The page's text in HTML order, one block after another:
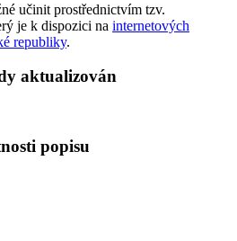
učinit prostřednictvím tzv.
je k dispozici na internetových
republiky.
aktualizován
popisu